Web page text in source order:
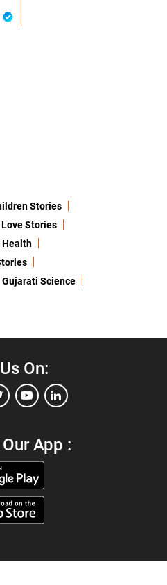
Stories
Stories
Gujarati Science
On:
App :